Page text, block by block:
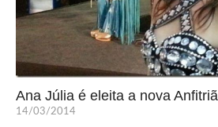
Ana Júlia é eleita a nova
14/03/2014